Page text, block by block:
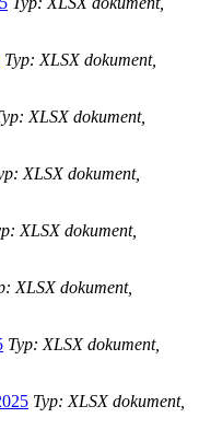
Typ: XLSX dokument,
XLSX dokument,
XLSX dokument,
XLSX dokument,
XLSX dokument,
Typ: XLSX dokument,
Typ: XLSX dokument,